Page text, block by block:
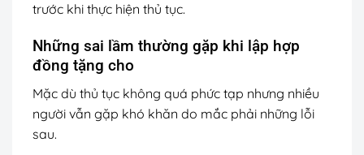
trước khi thực hiện thủ tục.
Những sai lầm thường gặp khi lập hợp
đồng tặng cho
Mặc dù thủ tục không quá phức tạp nhưng nhiều
người vẫn gặp khó khăn do mắc phải những lỗi
sau.